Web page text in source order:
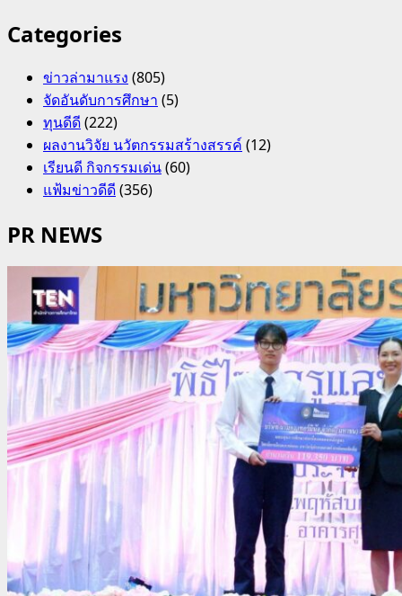
Categories
ข่าวล่ามาแรง (805)
จัดอันดับการศึกษา (5)
ทุนดีดี(222)
ผลงานวิจัย นวัตกรรมสร้างสรรค์(12)
เรียนดี กิจกรรมเด่น(60)
แฟ้มข่าวดีดี(356)
PR NEWS